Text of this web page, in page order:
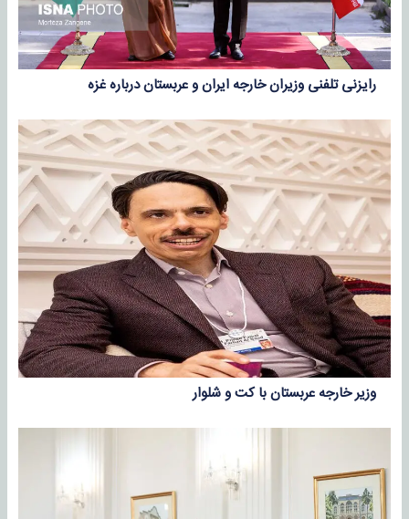
رایزنی تلفنی وزیران خارجه ایران و عربستان درباره غزه
وزیر خارجه عربستان با کت و شلوار